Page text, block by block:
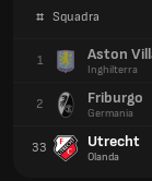
# Squadra
1 Aston
Inghilterra
2 Friburgo
Germania
33 Utrecht
Olanda